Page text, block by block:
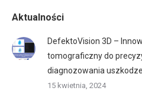
Aktualności
DefektoVision 3D –
tomograficzny do
diagnozowania
15 kwietnia, 2024